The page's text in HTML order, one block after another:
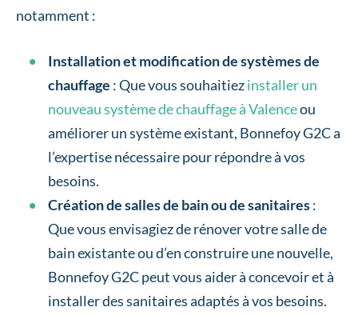
notamment :
Installation et modification de systèmes de
chauffage : Que vous souhaitiezinstaller un
nouveau système de chauffage à Valenceou
améliorer un système existant, Bonnefoy G2C a
l’expertise nécessaire pour répondre à vos
besoins.
Création de salles de bain ou de sanitaires:
Que vous envisagiez de rénover votre salle de
bain existante ou d’en construire une nouvelle,
Bonnefoy G2C peut vous aider à concevoir et à
installer des sanitaires adaptés à vos besoins.